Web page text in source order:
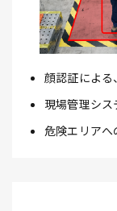
顔認証によ
現場管理シ
危険エリア